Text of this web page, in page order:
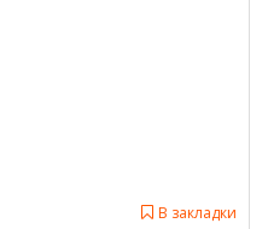
В закладки